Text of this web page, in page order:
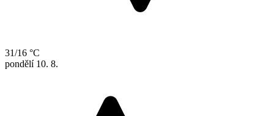
31/16 °C
pondělí 10. 8.